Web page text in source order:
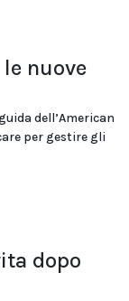
nuove
dell’American
per gestire gli
dopo